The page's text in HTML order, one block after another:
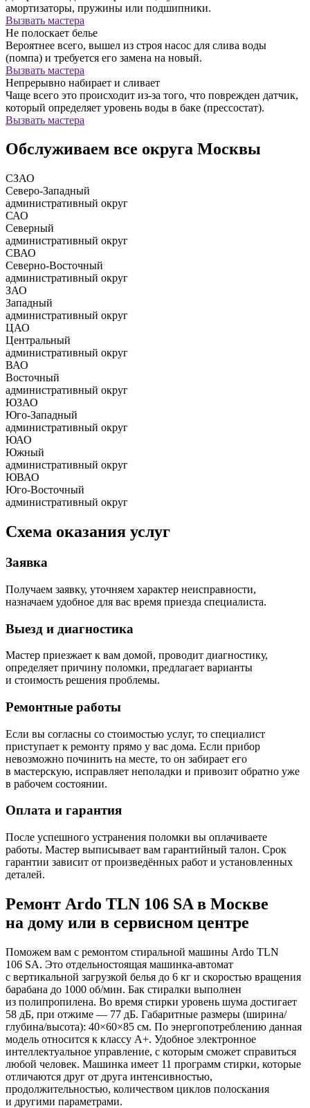
амортизаторы, пружины или подшипники.
Вызвать мастера
Не полоскает белье
Вероятнее всего, вышел из строя насос для слива воды
(помпа) и требуется его замена на новый.
Вызвать мастера
Непрерывно набирает и сливает
Чаще всего это происходит из-за того, что поврежден датчик,
который определяет уровень воды в баке (прессостат).
Вызвать мастера
Обслуживаем все округа Москвы
СЗАО
Северо-Западный
административный округ
САО
Северный
административный округ
СВАО
Северно-Восточный
административный округ
ЗАО
Западный
административный округ
ЦАО
Центральный
административный округ
ВАО
Восточный
административный округ
ЮЗАО
Юго-Западный
административный округ
ЮАО
Южный
административный округ
ЮВАО
Юго-Восточный
административный округ
Схема оказания услуг
Заявка
Получаем заявку, уточняем характер неисправности,
назначаем удобное для вас время приезда специалиста.
Выезд и диагностика
Мастер приезжает к вам домой, проводит диагностику,
определяет причину поломки, предлагает варианты
и стоимость решения проблемы.
Ремонтные работы
Если вы согласны со стоимостью услуг, то специалист
приступает к ремонту прямо у вас дома. Если прибор
невозможно починить на месте, то он забирает его
в мастерскую, исправляет неполадки и привозит обратно уже
в рабочем состоянии.
Оплата и гарантия
После успешного устранения поломки вы оплачиваете
работы. Мастер выписывает вам гарантийный талон. Срок
гарантии зависит от произведённых работ и установленных
деталей.
Ремонт Ardo TLN 106 SA в Москве
на дому или в сервисном центре
Поможем вам с ремонтом стиральной машины Ardo TLN
106 SA. Это отдельностоящая машинка-автомат
с вертикальной загрузкой белья до 6 кг и скоростью вращения
барабана до 1000 об/мин. Бак стиралки выполнен
из полипропилена. Во время стирки уровень шума достигает
58 дБ, при отжиме — 77 дБ. Габаритные размеры (ширина/
глубина/высота): 40×60×85 см. По энергопотреблению данная
модель относится к классу A+. Удобное электронное
интеллектуальное управление, с которым сможет справиться
любой человек. Машинка имеет 11 программ стирки, которые
отличаются друг от друга интенсивностью,
продолжительностью, количеством циклов полоскания
и другими параметрами.